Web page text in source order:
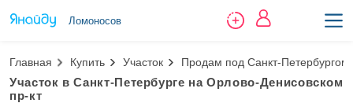
Ломоносов
Главная Купить Участок Продам под Санкт-Петербургом
Участок в Санкт-Петербурге на Орлово-Денисовском
пр-кт